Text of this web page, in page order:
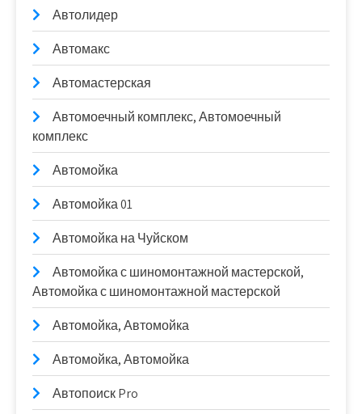
Автолидер
Автомакс
Автомастерская
Автомоечный комплекс, Автомоечный
комплекс
Автомойка
Автомойка 01
Автомойка на Чуйском
Автомойка с шиномонтажной мастерской,
Автомойка с шиномонтажной мастерской
Автомойка, Автомойка
Автомойка, Автомойка
Автопоиск Pro